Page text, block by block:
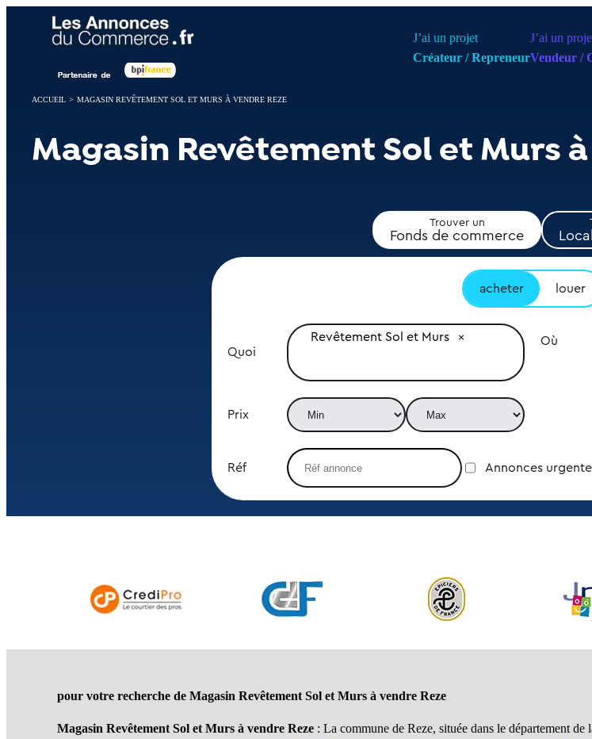
J’ai un projet
Créateur / Repreneur
J’ai un
Vendeur /
ACCUEIL > MAGASIN REVÊTEMENT SOL ET MURS À VENDRE REZE
Magasin Revêtement Sol et Murs
Trouver un
Fonds de commerce
acheter louer
Quoi
Revêtement Sol et Murs Où
Prix
Réf Annonces
pour votre recherche de Magasin Revêtement Sol et Murs à vendre Reze
Magasin Revêtement Sol et Murs à vendre Reze : La commune de Reze, située dans le département
Panneau de gestion des cookies